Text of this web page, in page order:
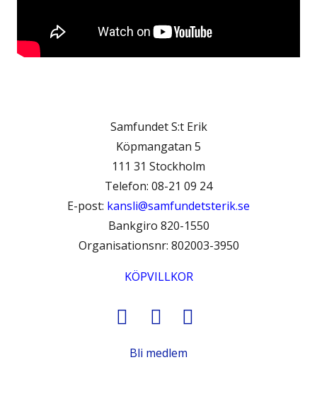
Samfundet S:t Erik
Köpmangatan 5
111 31 Stockholm
Telefon: 08-21 09 24
E-post: kansli@samfundetsterik.se
Bankgiro 820-1550
Organisationsnr: 802003-3950
KÖPVILLKOR
Bli medlem